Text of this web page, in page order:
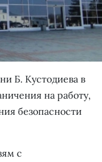
Б. Кустодиева в
на работу,
безопасности
с